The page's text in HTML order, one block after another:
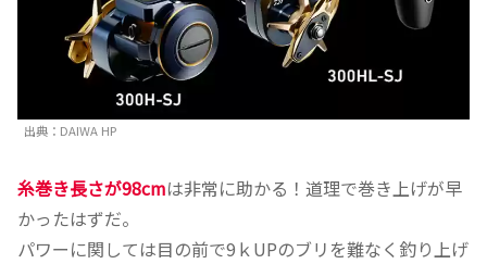
出典：DAIWA HP
糸巻き長さが98cmは非常に助かる！道理で巻き上げが早
かったはずだ。
パワーに関しては目の前で9ｋUPのブリを難なく釣り上げ